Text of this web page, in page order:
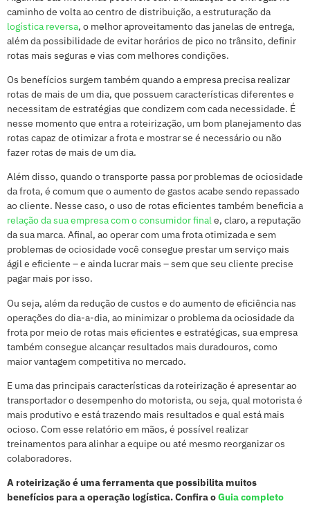
caminho de volta ao centro de distribuição, a estruturação da
logística reversa, o melhor aproveitamento das janelas de entrega,
além da possibilidade de evitar horários de pico no trânsito, definir
rotas mais seguras e vias com melhores condições.
Os benefícios surgem também quando a empresa precisa realizar
rotas de mais de um dia, que possuem características diferentes e
necessitam de estratégias que condizem com cada necessidade. É
nesse momento que entra a roteirização, um bom planejamento das
rotas capaz de otimizar a frota e mostrar se é necessário ou não
fazer rotas de mais de um dia.
Além disso, quando o transporte passa por problemas de ociosidade
da frota, é comum que o aumento de gastos acabe sendo repassado
ao cliente. Nesse caso, o uso de rotas eficientes também beneficia a
relação da sua empresa com o consumidor finale, claro, a reputação
da sua marca. Afinal, ao operar com uma frota otimizada e sem
problemas de ociosidade você consegue prestar um serviço mais
ágil e eficiente – e ainda lucrar mais – sem que seu cliente precise
pagar mais por isso.
Ou seja, além da redução de custos e do aumento de eficiência nas
operações do dia-a-dia, ao minimizar o problema da ociosidade da
frota por meio de rotas mais eficientes e estratégicas, sua empresa
também consegue alcançar resultados mais duradouros, como
maior vantagem competitiva no mercado.
E uma das principais características da roteirização é apresentar ao
transportador o desempenho do motorista, ou seja, qual motorista é
mais produtivo e está trazendo mais resultados e qual está mais
ocioso. Com esse relatório em mãos, é possível realizar
treinamentos para alinhar a equipe ou até mesmo reorganizar os
colaboradores.
A roteirização é uma ferramenta que possibilita muitos
benefícios para a operação logística. Confira oGuia completo